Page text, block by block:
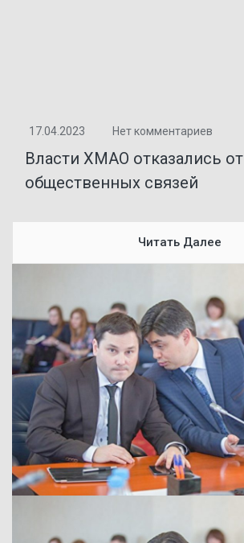
17.04.2023 Нет комментариев
‌‌Власти ХМАО отказались от
общественных связей
Читать Далее